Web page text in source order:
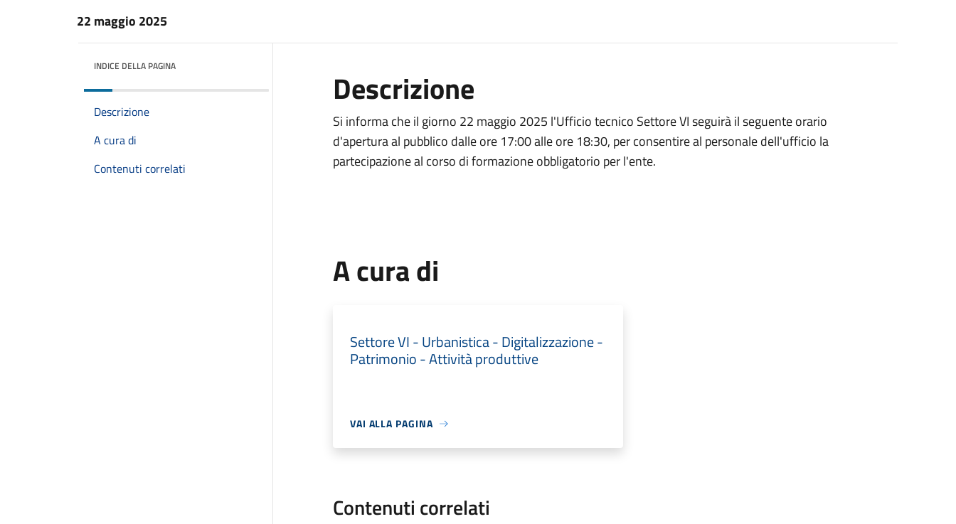
22 maggio 2025
INDICE DELLA PAGINA
Descrizione
A cura di
Contenuti correlati
Descrizione
Si informa che il giorno 22 maggio 2025 l'Ufficio tecnico Settore VI seguirà il seguente orario
d'apertura al pubblico dalle ore 17:00 alle ore 18:30, per consentire al personale dell'ufficio la
partecipazione al corso di formazione obbligatorio per l'ente.
A cura di
Settore VI - Urbanistica - Digitalizzazione -
Patrimonio - Attività produttive
VAI ALLA PAGINA
Contenuti correlati